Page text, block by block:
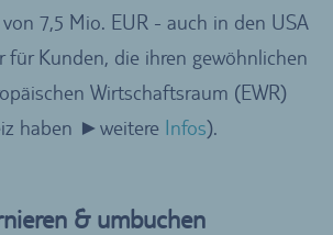
7,5 Mio. EUR - auch in den USA
für Kunden, die ihren gewöhnlichen
Wirtschaftsraum (EWR)
haben ►weitere Infos).
& umbuchen